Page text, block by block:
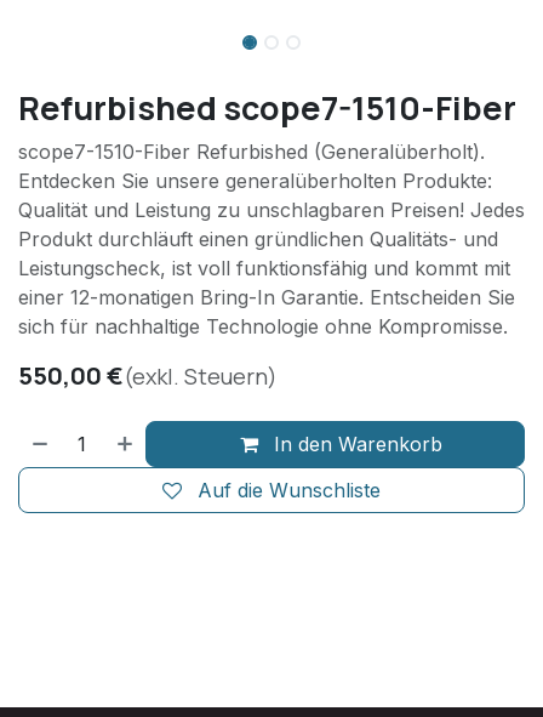
Refurbished scope7-1510-Fiber
scope7-1510-Fiber Refurbished (Generalüberholt).
Entdecken Sie unsere generalüberholten Produkte:
Qualität und Leistung zu unschlagbaren Preisen! Jedes
Produkt durchläuft einen gründlichen Qualitäts- und
Leistungscheck, ist voll funktionsfähig und kommt mit
einer 12-monatigen Bring-In Garantie. Entscheiden Sie
sich für nachhaltige Technologie ohne Kompromisse.
550,00€(exkl. Steuern)
In den Warenkorb
Auf die Wunschliste